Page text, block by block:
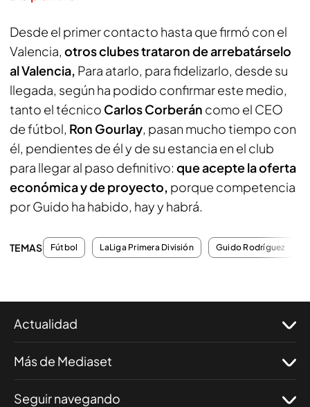
Desde el primer contacto hasta que firmó con el
Valencia, otros clubes trataron de arrebatárselo
al Valencia, Para atarlo, para fidelizarlo, desde su
llegada, según ha podido confirmar este medio,
tanto el técnico Carlos Corberán como el CEO
de fútbol, Ron Gourlay, pasan mucho tiempo con
él, pendientes de él y de su estancia en el club
para llegar al paso definitivo: que acepte la oferta
económica y de proyecto, porque competencia
por Guido ha habido, hay y habrá.
TEMAS Fútbol LaLiga Primera División Guido Rodríguez
Actualidad
Más de Mediaset
Seguir navegando